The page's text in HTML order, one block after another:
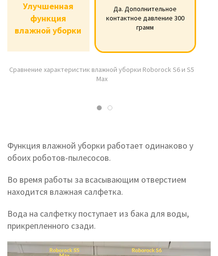
Улучшенная
функция
влажной уборки
Дополнительное
контактное
давление 300
Да. Дополнительное
контактное давление 300
грамм
Улучшенная
функция
влажной уборки
Сравнение характеристик влажной уборки Roborock S6 и S5
Max
Функция влажной уборки работает одинаково у
обоих роботов-пылесосов.
Во время работы за всасывающим отверстием
находится влажная салфетка.
Вода на салфетку поступает из бака для воды,
прикрепленного сзади.